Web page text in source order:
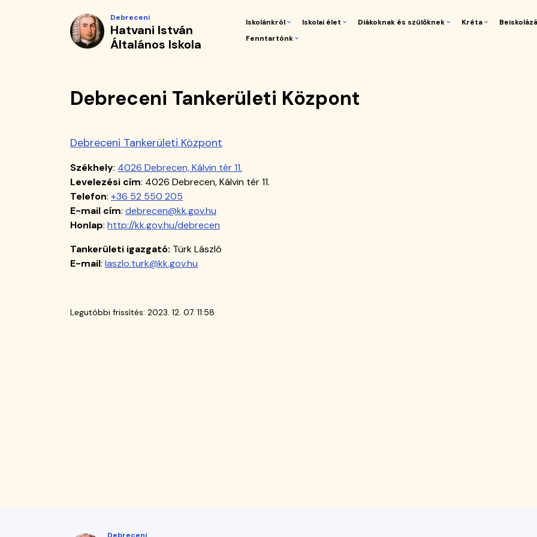
Debreceni
Tankerületi
Hatvani
Általános
Debreceni
Hatvani István
Általános Iskola
Fő
Iskolánkról Iskolai élet Diákoknak és szülőknek Kréta
Fenntartónk
Debreceni Tankerületi Központ
Debreceni Tankerületi Központ
Székhely: 4026 Debrecen, Kálvin tér 11.
Levelezési cím: 4026 Debrecen, Kálvin tér 11.
Telefon: +36 52 550 205
E-mail cím: debrecen@kk.gov.hu
Honlap: http://kk.gov.hu/debrecen
Tankerületi igazgató: Türk László
E-mail: laszlo.turk@kk.gov.hu
Legutóbbi frissítés: 2023. 12. 07. 11:58